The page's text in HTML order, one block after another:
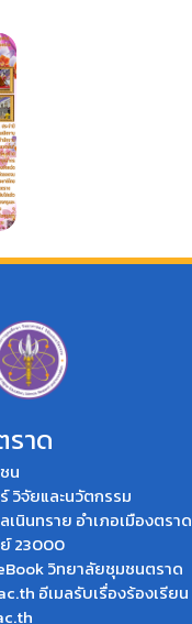
าด
น
วิจัยและนวัตกรรม
นินทราย อำเภอเมืองตราด
23000
วิทยาลัยชุมชนตราด
อีเมลรับเรื่องร้องเรียน